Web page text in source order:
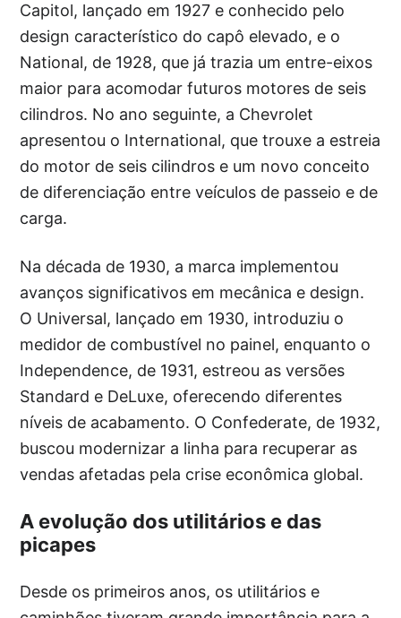
Capitol, lançado em 1927 e conhecido pelo
design característico do capô elevado, e o
National, de 1928, que já trazia um entre-eixos
maior para acomodar futuros motores de seis
cilindros. No ano seguinte, a Chevrolet
apresentou o International, que trouxe a estreia
do motor de seis cilindros e um novo conceito
de diferenciação entre veículos de passeio e de
carga.
Na década de 1930, a marca implementou
avanços significativos em mecânica e design.
O Universal, lançado em 1930, introduziu o
medidor de combustível no painel, enquanto o
Independence, de 1931, estreou as versões
Standard e DeLuxe, oferecendo diferentes
níveis de acabamento. O Confederate, de 1932,
buscou modernizar a linha para recuperar as
vendas afetadas pela crise econômica global.
A evolução dos utilitários e das
picapes
Desde os primeiros anos, os utilitários e